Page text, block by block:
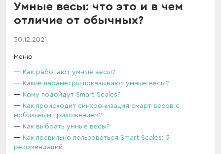
Умные весы: что это и в чем
отличие от обычных?
30.12.2021
Меню
Как работают умные весы?
Какие параметры показывают умные весы?
Кому подойдут Smart Scales?
Как происходит синхронизация смарт весов с
мобильным приложением?
Как выбрать умные весы?
Как правильно пользоваться Smart Scales: 5
рекомендаций